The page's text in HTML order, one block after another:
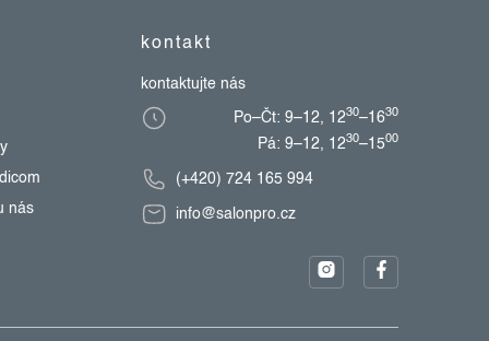
nás
kontakt
kontaktujte nás
Po–Čt: 9–12, 1230–1630
Pá: 9–12, 1230–1500
(+420) 724 165 994
info@salonpro.cz